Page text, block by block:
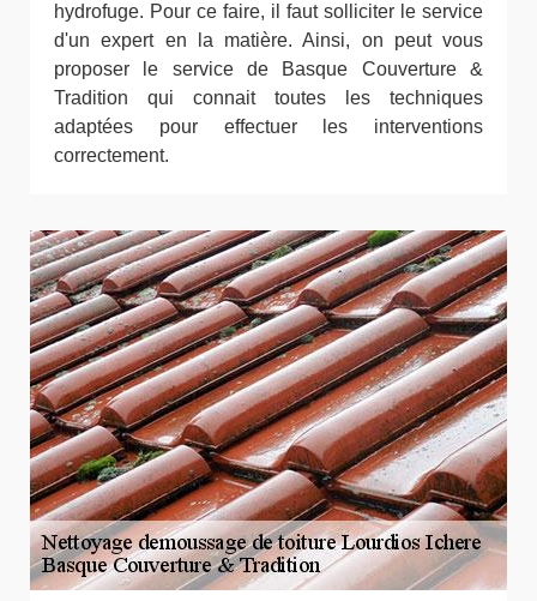
hydrofuge. Pour ce faire, il faut solliciter le service
d'un expert en la matière. Ainsi, on peut vous
proposer le service de Basque Couverture &
Tradition qui connait toutes les techniques
adaptées pour effectuer les interventions
correctement.